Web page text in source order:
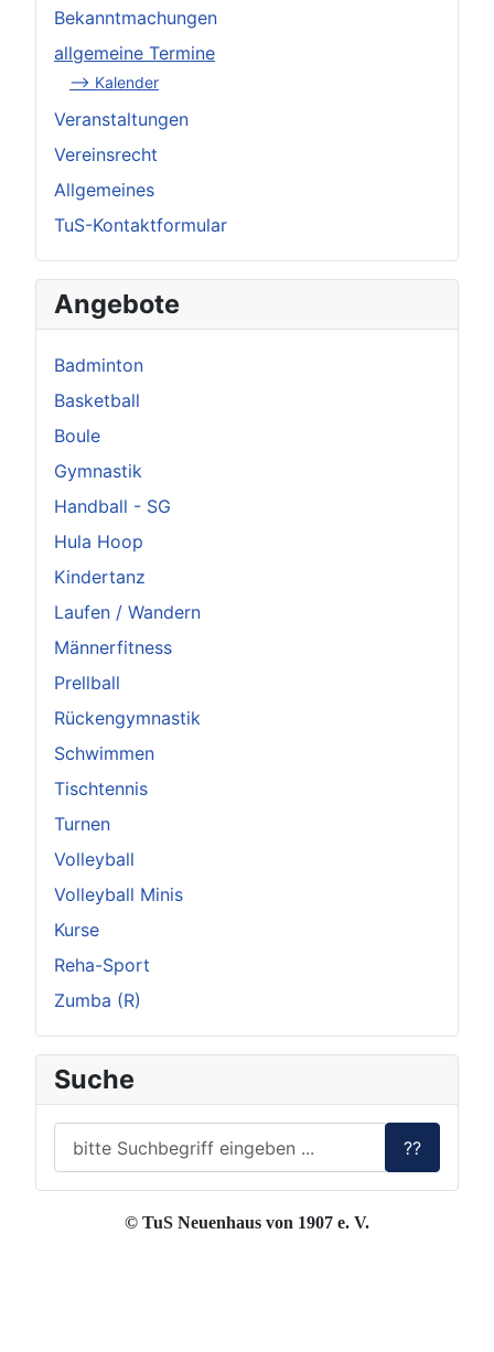
Bekanntmachungen
allgemeine Termine
--> Kalender
Veranstaltungen
Vereinsrecht
Allgemeines
TuS-Kontaktformular
Angebote
Badminton
Basketball
Boule
Gymnastik
Handball - SG
Hula Hoop
Kindertanz
Laufen / Wandern
Männerfitness
Prellball
Rückengymnastik
Schwimmen
Tischtennis
Turnen
Volleyball
Volleyball Minis
Kurse
Reha-Sport
Zumba (R)
Suche
??
© TuS Neuenhaus von 1907 e. V.